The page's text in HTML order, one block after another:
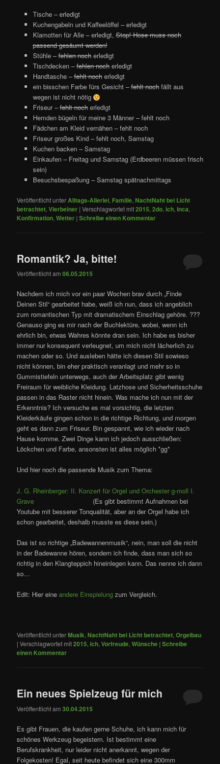
Tische – erledigt
Kuchengabeln und Kaffeelöffel – erledigt
Klamotten für Alle – erledigt,Stop! Hose muss noch
passend gesäumt werden!
Stühle –fehlen nocherledigt
Tischdecken –fehlen nocherledigt
Handtasche –fehlt nocherledigt
ein bisschen Farbe fürs Gesicht –fehlt nochfällt aus
wegen ist nicht nötig
Friseur –fehlt nocherledigt
Hemden bügeln für meine 3 Männer – fehlt noch
Fädchen am Kleid vernähen – fehlt noch
Friseur großes Kind – fehlt noch, Samstag
Kuchen backen – Samstag
Einkaufen – Freitag und Samstag (Erdbeeren müssen frisch
sein)
Besuchsbespaßung – Samstag spätnachmittags
Veröffentlicht unterAlltags-Allerlei, Familie,NachtNaht bei Licht
betrachtet,Vierbeiner |Verschlagwortet mit2015,2do,ich,Inca,
Konfirmation,Wetter |Schreibe einen Kommentar
Romantik? Ja, bitte!
Veröffentlicht am06.05.2015
Nachdem ich mich vor ein paar Wochen brav durch „Finde
Deinen Stil“ gearbeitet habe, weiß ich nun, dass ich angeblich
zum romantischen Typ mit dramatischem Einschlag gehöre. ???
Genauso ging es mir nach der Buchlektüre, wobei, wenn ich
ehrlich bin, etwas Wahres könnte dran sein. Ich habe es bisher
immer nur konsequent verleugnet, um mich nicht lächerlich zu
machen oder so. Und ausleben hätte ich diesen Stil sowieso
nicht können, bin eher praktisch veranlagt und mehr so in
Gummistiefeln unterwegs, auch der Arbeitsplatz gibt wenig
Freiraum für weibliche Kleidung. Latzhose und Sicherheitsschuhe
passen in das Raster nicht hinein. Was mache ich nun mit der
Erkenntnis? Ich versuche es mal vorsichtig, die letzten
Kleiderkäufe gingen schon in die richtige Richtung, und morgen
geht es dann zum Friseur. Bin gespannt, wie ich wieder nach
Hause komme. Zwei Dinge kann ich jedoch ausschließen:
Löckchen und Farbe, ansonsten ist alles möglich *gg*
Und hier noch die passende Musik zum Thema:
J. G. Rheinberger: II. Konzert für Orgel und Orchester g-moll I.
Grave
(Es gibt bestimmt Aufnahmen bei
Youtube mit besserer Tonqualität, aber an der Orgel habe ich
schon gearbeitet, deshalb musste es diese sein.)
Das ist so richtige „Badewannenmusik“, nein, man soll die nicht
in der Badewanne hören, sondern ich finde, dass man sich so
richtig in den Klangteppich hineinlegen kann. Das nenne ich dann
so…
Edit: Hier eineandere Einspielung zum Vergleich.
Veröffentlicht unterMusik,NachtNaht bei Licht betrachtet,Orgelbau
|Verschlagwortet mit2015,ich,Vorfreude,Wünsche |Schreibe
einen Kommentar
Ein neues Spielzeug für mich
Veröffentlicht am30.04.2015
Es gibt Frauen, die kaufen gerne Schuhe, ich kann mich für
schönes Werkzeug begeistern. Ist bestimmt eine
Berufskrankheit, nur leider nicht anerkannt, wegen der
Folgekosten! Egal, seit heute befindet sich eine 300mm